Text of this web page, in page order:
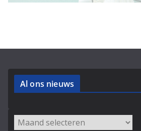
Al ons nieuws
Archieven